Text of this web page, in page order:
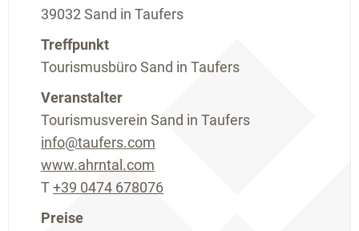
39032 Sand in Taufers
Treffpunkt
Tourismusbüro Sand in Taufers
Veranstalter
Tourismusverein Sand in Taufers
info@taufers.com
www.ahrntal.com
T+39 0474 678076
Preise